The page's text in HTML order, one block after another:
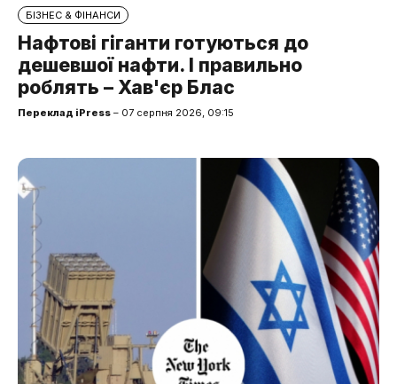
БІЗНЕС & ФІНАНСИ
Нафтові гіганти готуються до
дешевшої нафти. І правильно
роблять – Хав'єр Блас
Переклад iPress – 07 серпня 2026, 09:15